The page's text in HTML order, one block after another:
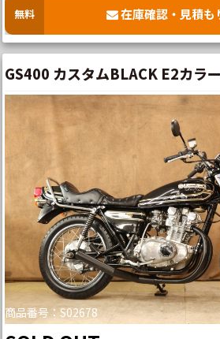
無料 在庫確認・見積も
GS400 カスタムBLACK E2カラー
商品番号：S02678